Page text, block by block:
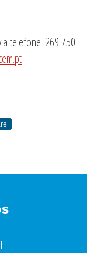
telefone: 269 750